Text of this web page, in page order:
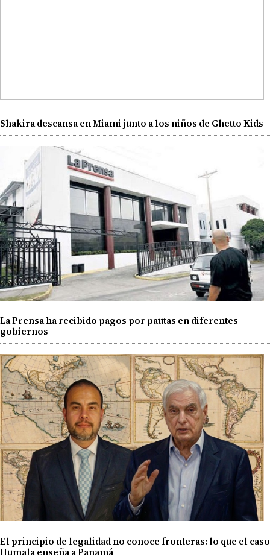
Shakira descansa en Miami junto a los niños de Ghetto Kids
La Prensa ha recibido pagos por pautas en diferentes
gobiernos
El principio de legalidad no conoce fronteras: lo que el caso
Humala enseña a Panamá